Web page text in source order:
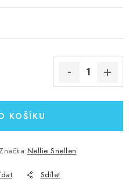
KOŠÍKU
Značka:Nellie Snellen
Sdílet